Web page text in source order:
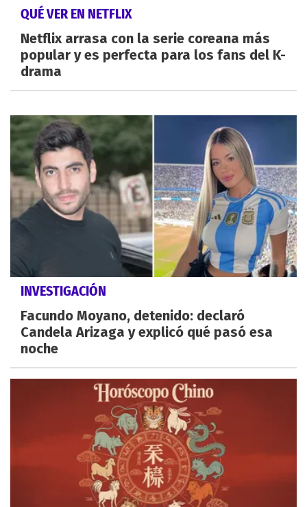
QUÉ VER EN NETFLIX
Netflix arrasa con la serie coreana más
popular y es perfecta para los fans del K-
drama
INVESTIGACIÓN
Facundo Moyano, detenido: declaró
Candela Arizaga y explicó qué pasó esa
noche